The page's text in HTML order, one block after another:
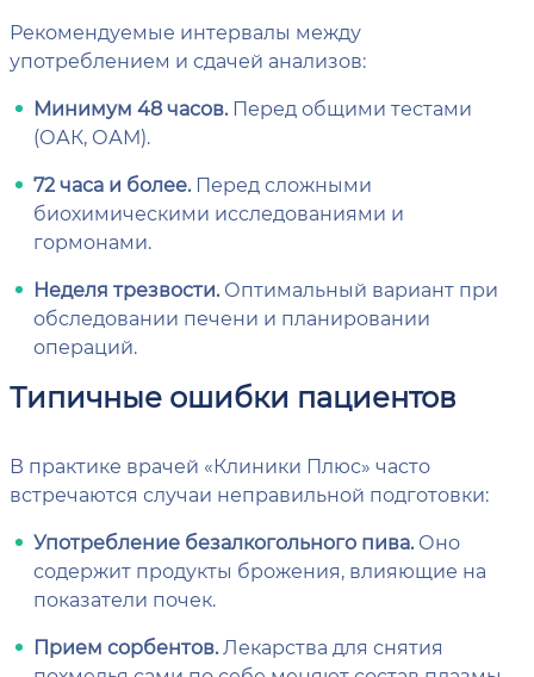
Рекомендуемые интервалы между
употреблением и сдачей анализов:
Минимум 48 часов.Перед общими тестами
(ОАК, ОАМ).
72 часа и более.Перед сложными
биохимическими исследованиями и
гормонами.
Неделя трезвости.Оптимальный вариант при
обследовании печени и планировании
операций.
Типичные ошибки пациентов
В практике врачей «Клиники Плюс» часто
встречаются случаи неправильной подготовки:
Употребление безалкогольного пива.Оно
содержит продукты брожения, влияющие на
показатели почек.
Прием сорбентов.Лекарства для снятия